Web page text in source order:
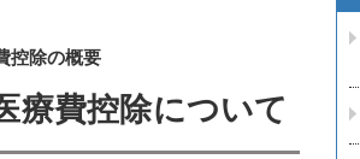
控除の概要
費控除について